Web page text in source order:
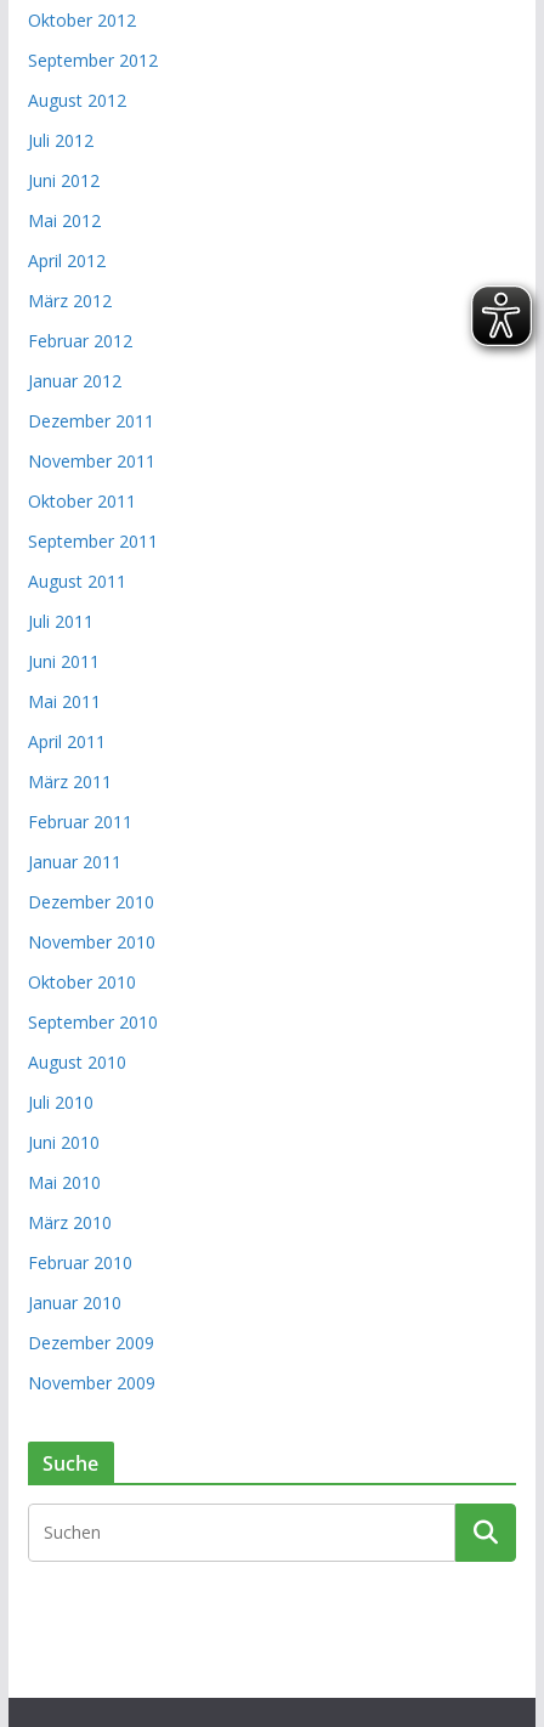
Oktober 2012
September 2012
August 2012
Juli 2012
Juni 2012
Mai 2012
April 2012
März 2012
Februar 2012
Januar 2012
Dezember 2011
November 2011
Oktober 2011
September 2011
August 2011
Juli 2011
Juni 2011
Mai 2011
April 2011
März 2011
Februar 2011
Januar 2011
Dezember 2010
November 2010
Oktober 2010
September 2010
August 2010
Juli 2010
Juni 2010
Mai 2010
März 2010
Februar 2010
Januar 2010
Dezember 2009
November 2009
Suche